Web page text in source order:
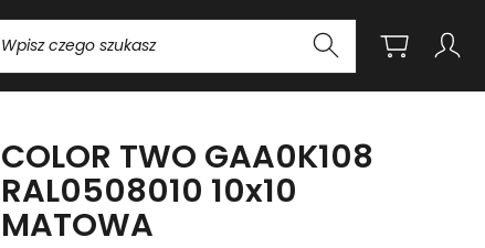
COLOR TWO GAA0K108
RAL0508010 10x10
MATOWA